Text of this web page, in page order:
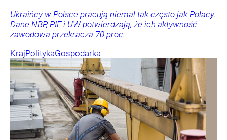
Ukraińcy w Polsce pracują niemal tak często jak Polacy.
Dane NBP, PIE i UW potwierdzają, że ich aktywność
zawodowa przekracza 70 proc.
KrajPolitykaGospodarka